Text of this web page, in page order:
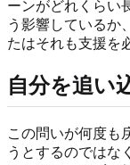
ーンがどれくらい
う影響しているか
たはそれも支援を
自分を追い
この問いが何度も
うとするのではな